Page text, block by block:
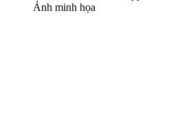
Ảnh minh họa